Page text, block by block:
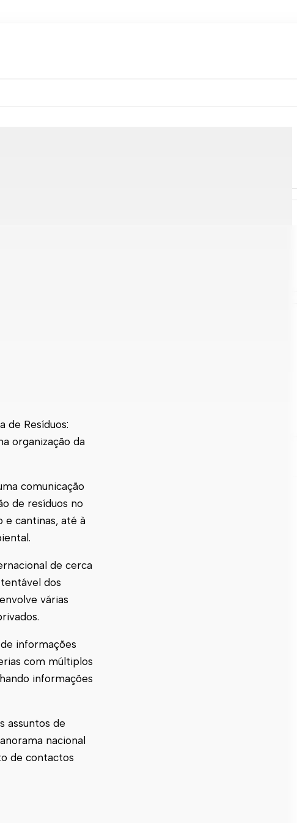
de Resíduos:
organização da
comunicação
de resíduos no
e cantinas, até à
de cerca
dos
várias
informações
com múltiplos
informações
assuntos de
nacional
de contactos